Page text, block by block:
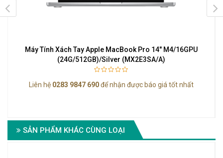
Máy Tính Xách Tay Apple MacBook Pro 14" M4/16GPU
(24G/512GB)/Silver (MX2E3SA/A)
Liên hệ 0283 9847 690để nhận được báo giá tốt nhất
SẢN PHẨM KHÁC CÙNG LOẠI